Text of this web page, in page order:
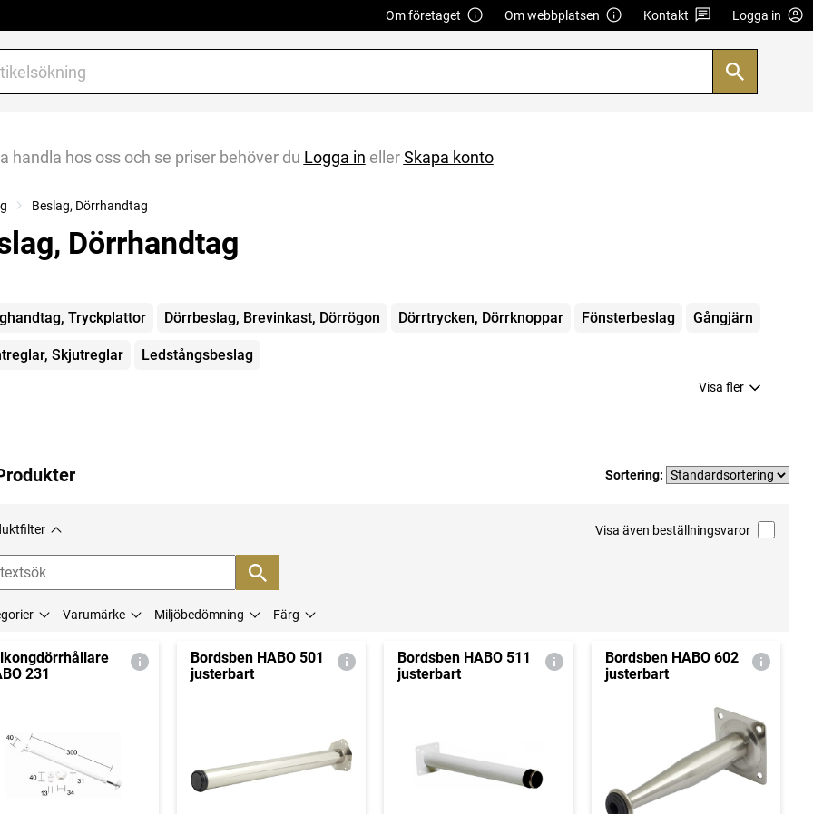
Om företaget Om webbplatsen Kontakt Logga in
handla hos oss och se priser behöver du Logga in ellerSkapa konto
Beslag, Dörrhandtag
Dörrhandtag
Tryckplattor Dörrbeslag, Brevinkast, Dörrögon Dörrtrycken, Dörrknoppar Fönsterbeslag Gångjärn
Skjutreglar Ledstångsbeslag
Visa fler
Sortering:
Visa även beställningsvaror
Varumärke Miljöbedömning Färg
231
Bordsben HABO 501
justerbart
Bordsben HABO 511
justerbart
Bordsben HABO 602
justerbart